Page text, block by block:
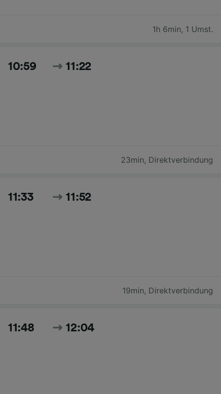
1h 6min, 1 Umst.
10:59 11:22
23min, Direktverbindung
11:33 11:52
19min, Direktverbindung
11:48 12:04